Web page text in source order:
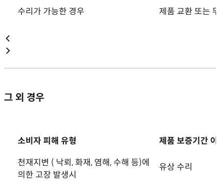
수리가 가능한 경우
제품 교환 또는
그 외 경우
소비자 피해 유형 제품 보증기간 이
천재지변 ( 낙뢰, 화재, 염해, 수해 등)에
의한 고장 발생시
유상 수리